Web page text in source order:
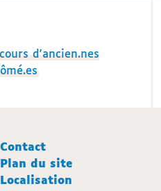
d'ancien.nes
Contact
Plan du site
Localisation